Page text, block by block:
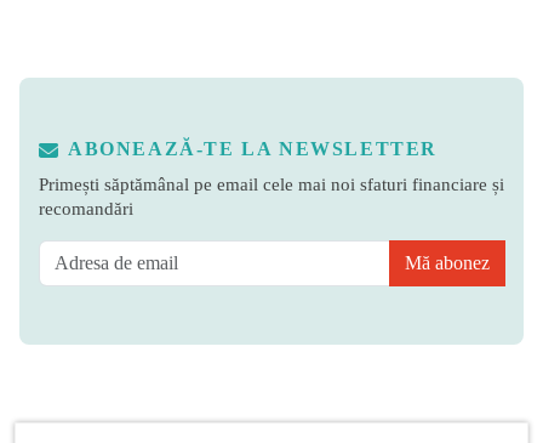
ABONEAZĂ-TE LA NEWSLETTER
Primești săptămânal pe email cele mai noi sfaturi financiare și
recomandări
Mă abonez